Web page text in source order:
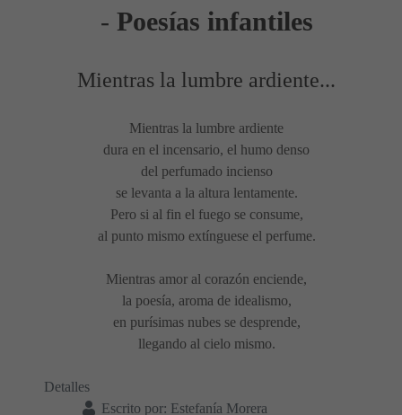
- Poesías infantiles
Mientras la lumbre ardiente...
Mientras la lumbre ardiente
dura en el incensario, el humo denso
del perfumado incienso
se levanta a la altura lentamente.
Pero si al fin el fuego se consume,
al punto mismo extínguese el perfume.
Mientras amor al corazón enciende,
la poesía, aroma de idealismo,
en purísimas nubes se desprende,
llegando al cielo mismo.
Detalles
Escrito por: Estefanía Morera